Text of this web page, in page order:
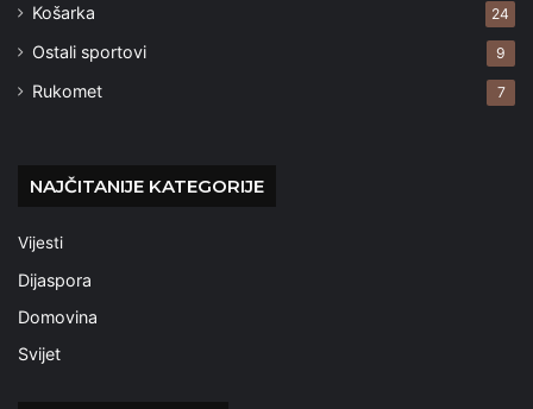
Košarka 24
Ostali sportovi 9
Rukomet 7
NAJČITANIJE KATEGORIJE
Vijesti
Dijaspora
Domovina
Svijet